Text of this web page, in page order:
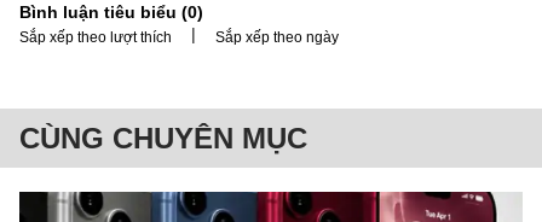
Bình luận tiêu biểu (0)
Sắp xếp theo lượt thích | Sắp xếp theo ngày
CÙNG CHUYÊN MỤC